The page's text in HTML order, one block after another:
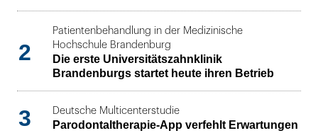
2
Patientenbehandlung in der Medizinische
Hochschule Brandenburg
Die erste Universitätszahnklinik
Brandenburgs startet heute ihren Betrieb
3 Deutsche Multicenterstudie
Parodontaltherapie-App verfehlt Erwartungen